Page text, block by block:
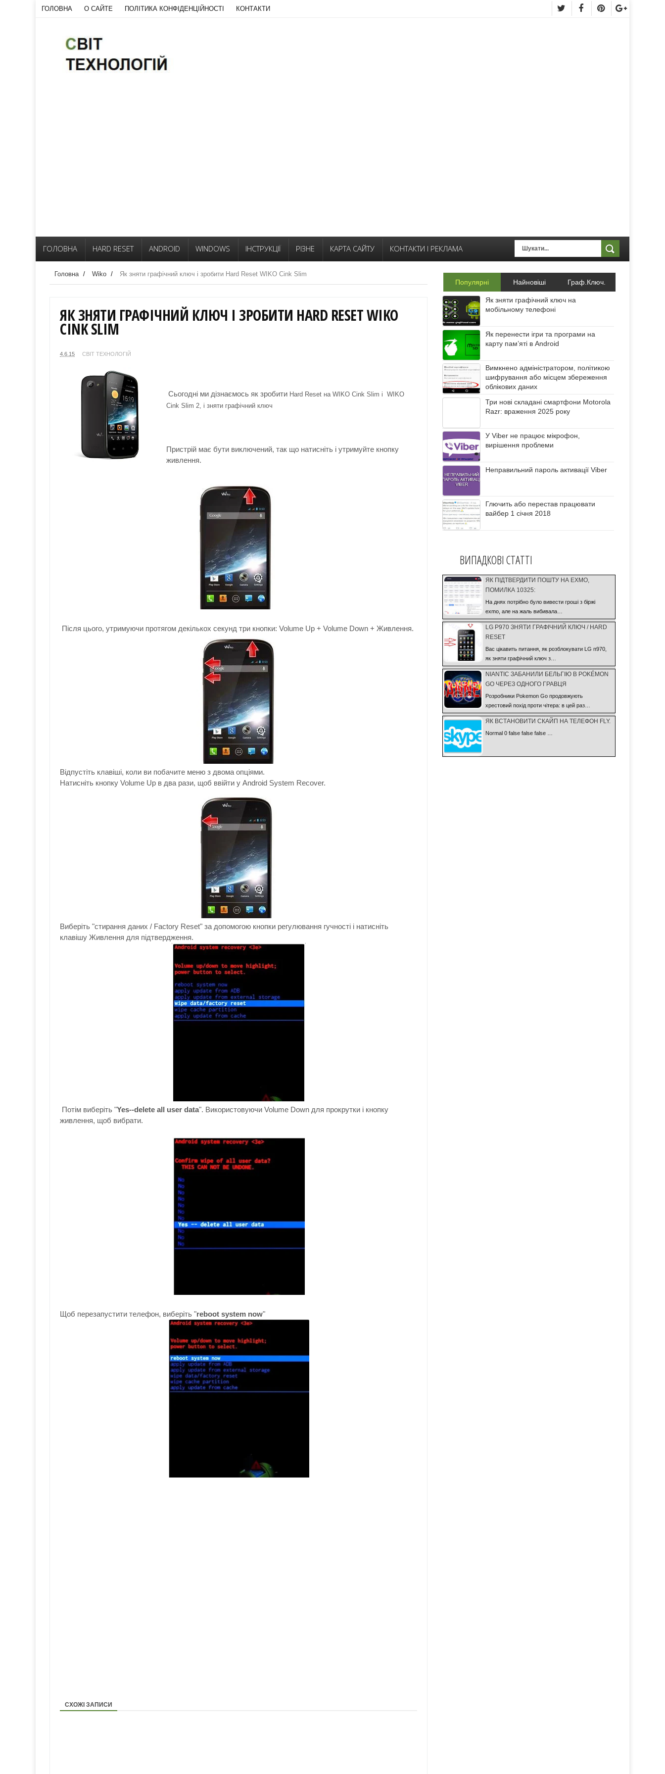
ГОЛОВНА О САЙТЕ ПОЛІТИКА КОНФІДЕНЦІЙНОСТІ КОНТАКТИ
ГОЛОВНА HARD RESET ANDROID WINDOWS ІНСТРУКЦІЇ РІЗНЕ КАРТА САЙТУ КОНТАКТИ І РЕКЛАМА
Головна / Wiko / Як зняти графічний ключ і зробити Hard Reset WIKO Cink Slim
ЯК ЗНЯТИ ГРАФІЧНИЙ КЛЮЧ І ЗРОБИТИ HARD RESET WIKO
CINK SLIM
4.6.15 СВІТ ТЕХНОЛОГІЙ
Сьогодні ми дізнаємось як зробити Hard Reset на WIKO Cink Slim і WIKO
Cink Slim 2, і зняти графічний ключ
Пристрій має бути виключений, так що натисніть і утримуйте кнопку
живлення.
Після цього, утримуючи протягом декількох секунд три кнопки: Volume Up + Volume Down + Живлення.
Відпустіть клавіші, коли ви побачите меню з двома опціями.
Натисніть кнопку Volume Up в два рази, щоб ввійти у Android System Recover.
Виберіть "стирання даних / Factory Reset" за допомогою кнопки регулювання гучності і натисніть
клавішу Живлення для підтвердження.
Потім виберіть "Yes--delete all user data". Використовуючи Volume Down для прокрутки і кнопку
живлення, щоб вибрати.
Щоб перезапустити телефон, виберіть "reboot system now"
СХОЖІ ЗАПИСИ
Популярні Найновіші Граф.Ключ.
Як зняти графічний ключ на
мобільному телефоні
Як перенести ігри та програми на
карту пам’яті в Android
Вимкнено адміністратором, політикою
шифрування або місцем збереження
облікових даних
Три нові складані смартфони Motorola
Razr: враження 2025 року
У Viber не працює мікрофон,
вирішення проблеми
Неправильний пароль активації Viber
Глючить або перестав працювати
вайбер 1 січня 2018
ВИПАДКОВІ СТАТТІ
ЯК ПІДТВЕРДИТИ ПОШТУ НА EXMO,
ПОМИЛКА 10325:
На днях потрібно було вивести гроші з біржі
exmo, але на жаль вибивала…
LG P970 ЗНЯТИ ГРАФІЧНИЙ КЛЮЧ / HARD
RESET
Вас цікавить питання, як розблокувати LG п970,
як зняти графічний ключ з…
NIANTIC ЗАБАНИЛИ БЕЛЬГІЮ В POKÉMON
GO ЧЕРЕЗ ОДНОГО ГРАВЦЯ
Розробники Pokemon Go продовжують
хрестовий похід проти чітера: в цей раз…
ЯК ВСТАНОВИТИ СКАЙП НА ТЕЛЕФОН FLY.
Normal 0 false false false …